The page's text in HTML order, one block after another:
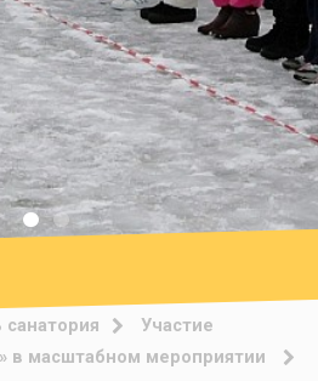
Участие
в масштабном мероприятии